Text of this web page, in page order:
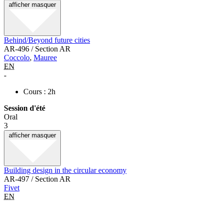
afficher masquer
Behind/Beyond future cities
AR-496 / Section AR
Coccolo, Mauree
EN
-
Cours : 2h
Session d'été
Oral
3
afficher masquer
Building design in the circular economy
AR-497 / Section AR
Fivet
EN